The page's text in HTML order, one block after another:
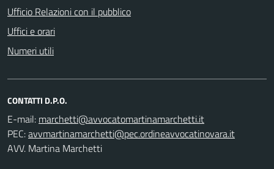
Ufficio Relazioni con il pubblico
Uffici e orari
Numeri utili
CONTATTI D.P.O.
E-mail:
PEC:
AVV. Martina Marchetti